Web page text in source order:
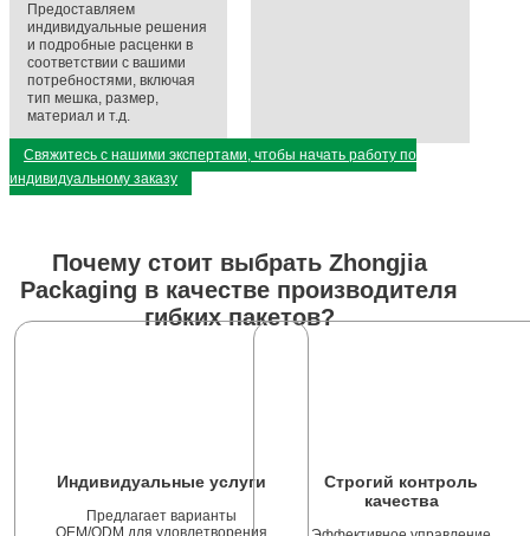
Предоставляем
индивидуальные решения
и подробные расценки в
соответствии с вашими
потребностями, включая
тип мешка, размер,
материал и т.д.
Свяжитесь с нашими экспертами, чтобы начать работу по
индивидуальному заказу
Почему стоит выбрать Zhongjia
Packaging в качестве производителя
гибких пакетов?
Индивидуальные услуги
Предлагает варианты
OEM/ODM для удовлетворения
Строгий контроль
качества